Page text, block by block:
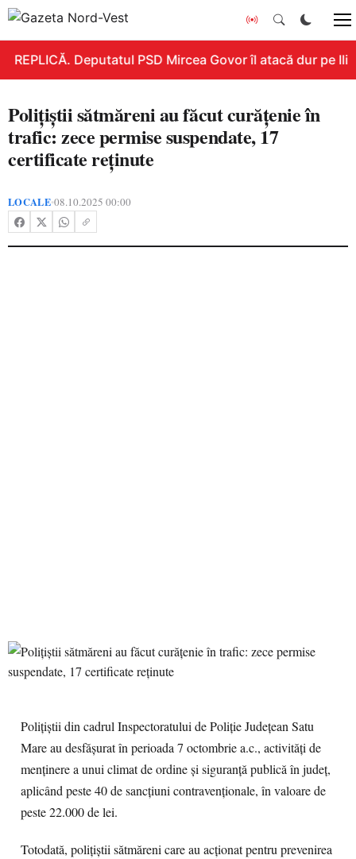
REPLICĂ. Deputatul PSD Mircea Govor îl atacă dur pe
Polițiștii sătmăreni au făcut curățenie în
trafic: zece permise suspendate, 17
certificate reținute
LOCALE•08.10.2025 00:00
Polițiștii din cadrul Inspectoratului de Poliție Județean Satu
Mare au desfășurat în perioada 7 octombrie a.c., activități de
menținere a unui climat de ordine și siguranță publică în județ,
aplicând peste 40 de sancțiuni contravenționale, în valoare de
peste 22.000 de lei.
Totodată, polițiștii sătmăreni care au acționat pentru prevenirea